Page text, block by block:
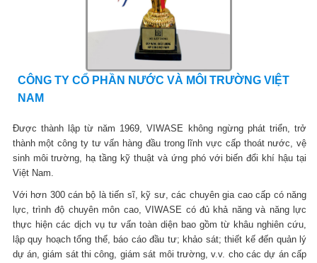
CÔNG TY CỔ PHẦN NƯỚC VÀ MÔI TRƯỜNG VIỆT
NAM
Được thành lập từ năm 1969, VIWASE không ngừng phát triển, trở
thành một công ty tư vấn hàng đầu trong lĩnh vực cấp thoát nước, vệ
sinh môi trường, hạ tầng kỹ thuật và ứng phó với biến đổi khí hậu tại
Việt Nam.
Với hơn 300 cán bộ là tiến sĩ, kỹ sư, các chuyên gia cao cấp có năng
lực, trình độ chuyên môn cao, VIWASE có đủ khả năng và năng lực
thực hiện các dịch vụ tư vấn toàn diện bao gồm từ khâu nghiên cứu,
lập quy hoạch tổng thể, báo cáo đầu tư; khảo sát; thiết kế đến quản lý
dự án, giám sát thi công, giám sát môi trường, v.v. cho các dự án cấp